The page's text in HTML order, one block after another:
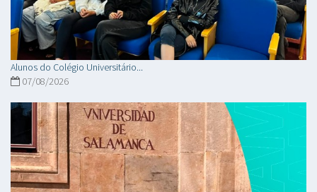
Alunos do Colégio Universitário...
07/08/2026